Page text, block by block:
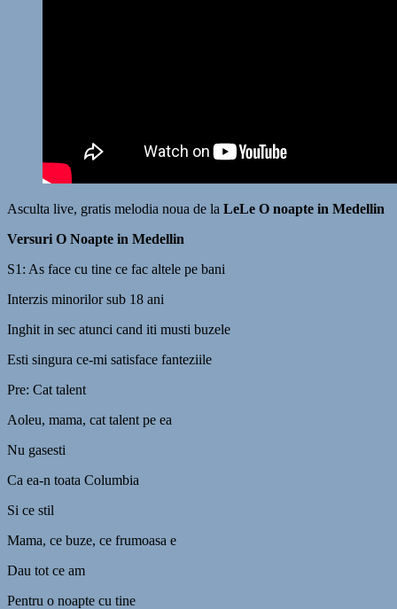
Asculta live, gratis melodia noua de la LeLe O noapte in Medellin
Versuri O Noapte in Medellin
S1: As face cu tine ce fac altele pe bani
Interzis minorilor sub 18 ani
Inghit in sec atunci cand iti musti buzele
Esti singura ce-mi satisface fanteziile
Pre: Cat talent
Aoleu, mama, cat talent pe ea
Nu gasesti
Ca ea-n toata Columbia
Si ce stil
Mama, ce buze, ce frumoasa e
Dau tot ce am
Pentru o noapte cu tine